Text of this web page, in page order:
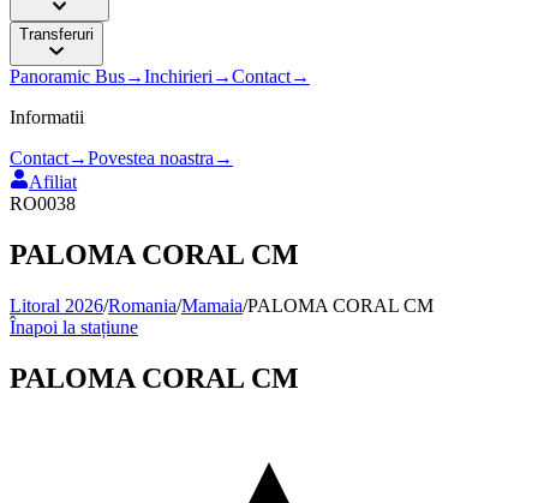
Transferuri
Panoramic Bus→Inchirieri →Contact→
Informatii
Contact→Povestea noastra →
Afiliat
RO0038
PALOMA CORAL CM
Litoral 2026/Romania/Mamaia/PALOMA CORAL CM
Înapoi la stațiune
PALOMA CORAL CM